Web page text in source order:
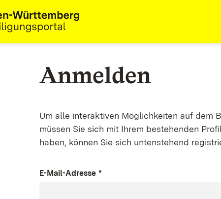
Anmelden
Um alle interaktiven Möglichkeiten auf dem
müssen Sie sich mit Ihrem bestehenden
haben, können Sie sich untenstehend
E-Mail-Adresse *